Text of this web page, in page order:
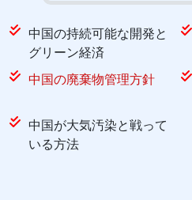
中国の持続可能な開発と
グリーン経済
中国の廃棄物管理方針
中国が大気汚染と戦って
いる方法